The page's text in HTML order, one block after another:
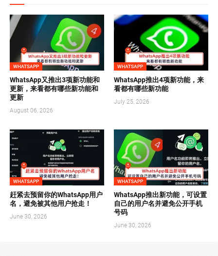
WHATSAPP
WhatsApp又推出3项新功能和
更新，来看都有哪些新功能和
更新
August 06, 2026
WHATSAPP
WhatsApp推出4项新功能，来
看都有哪些新功能
July 25, 2026
WHATSAPP
赶紧去预留你的WhatsApp用户
名，避免被其他用户抢走！
June 30, 2026
WHATSAPP
WhatsApp推出新功能，可设置
自己的用户名并避免公开手机
号码
June 30, 2026